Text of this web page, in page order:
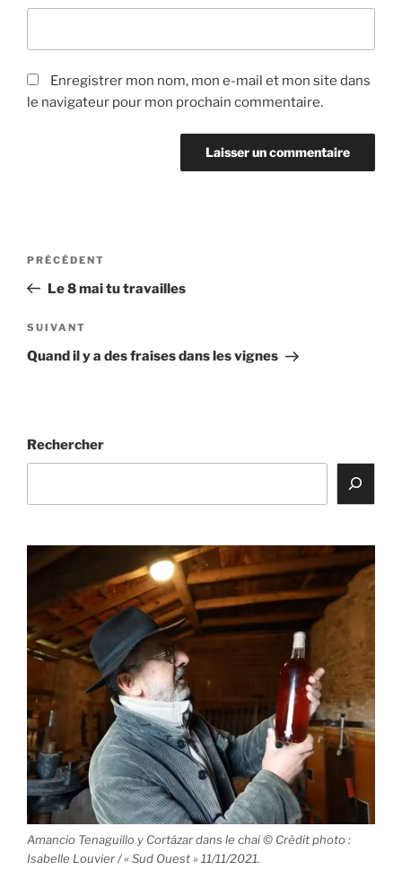
Enregistrer mon nom, mon e-mail et mon site dans
le navigateur pour mon prochain commentaire.
Navigation
l’article
Article
précédent
PRÉCÉDENT
Le 8 mai tu travailles
Article
suivant
SUIVANT
Quand il y a des fraises dans les vignes
Rechercher
Amancio Tenaguillo y Cortázar dans le chai © Crédit photo :
Isabelle Louvier / « Sud Ouest » 11/11/2021.